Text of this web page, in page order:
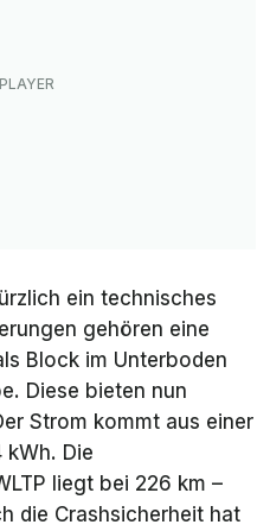
ein technisches
gehören eine
Block im Unterboden
Diese bieten nun
Strom kommt aus einer
kWh. Die
liegt bei 226 km –
die Crashsicherheit hat